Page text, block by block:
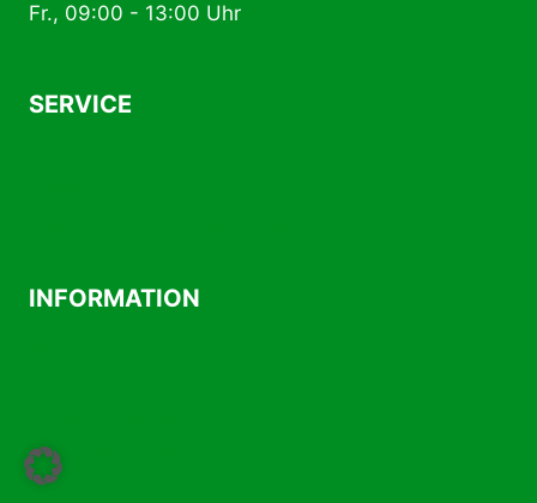
Fr., 09:00 - 13:00 Uhr
SERVICE
INFORMATION
Widerrufsrecht